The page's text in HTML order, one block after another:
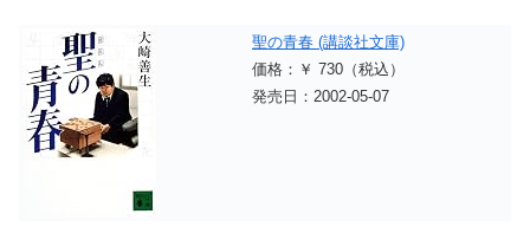
聖の青春 (講談社文庫)
価格：￥ 730（税込）
発売日：2002-05-07